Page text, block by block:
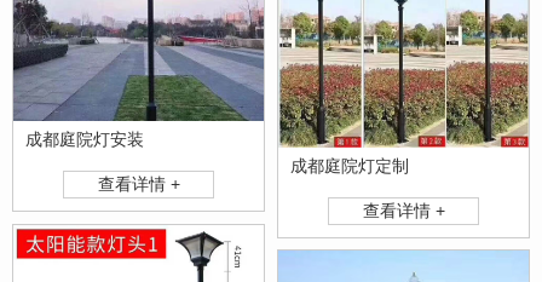
成都庭院灯安装
查看详情 +
成都庭院灯定制
查看详情 +